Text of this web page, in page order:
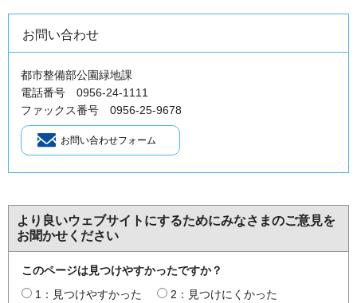
お問い合わせ
都市整備部公園緑地課
電話番号 0956-24-1111
ファックス番号 0956-25-9678
より良いウェブサイトにするためにみなさまのご意見を
お聞かせください
このページは見つけやすかったですか？
1：見つけやすかった
2：見つけにくかった